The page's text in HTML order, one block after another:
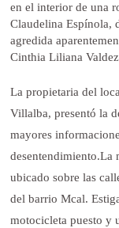
en el interior de una
Claudelina Espínola,
agredida
Cinthia Liliana
La propietaria del
Villalba, presentó la
mayores
desentendimiento.La
ubicado sobre las
del barrio Mcal.
motocicleta puesto y